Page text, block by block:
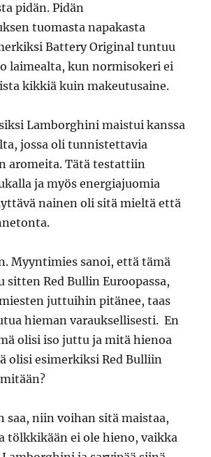
pidän. Pidän
tuomasta napakasta
Battery Original tuntuu
laimealta, kun normisokeri ei
kikkiä kuin makeutusaine.
Lamborghini maistui kanssa
jossa oli tunnistettavia
aromeita. Tätä testattiin
ja myös energiajuomia
nainen oli sitä mieltä että
Myyntimies sanoi, että tämä
sitten Red Bullin Euroopassa,
juttuihin pitänee, taas
hieman varauksellisesti. En
olisi iso juttu ja mitä hienoa
olisi esimerkiksi Red Bulliin
saa, niin voihan sitä maistaa,
tölkkikään ei ole hieno, vaikka